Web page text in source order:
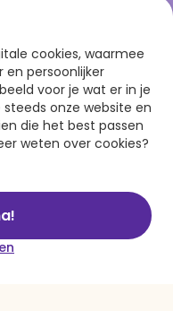
cookies, waarmee
en persoonlijker
voor je wat er in je
onze website en
die het best passen
weten over cookies?